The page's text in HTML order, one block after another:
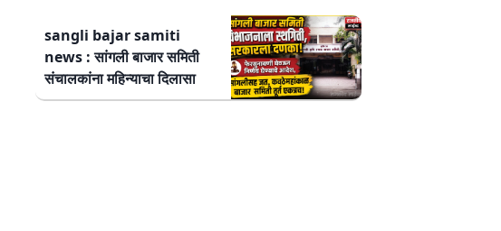
sangli bajar samiti
news : सांगली बाजार समिती
संचालकांना महिन्याचा दिलासा